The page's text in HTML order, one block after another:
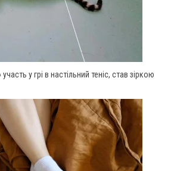
у грі в настільний теніс, став зіркою